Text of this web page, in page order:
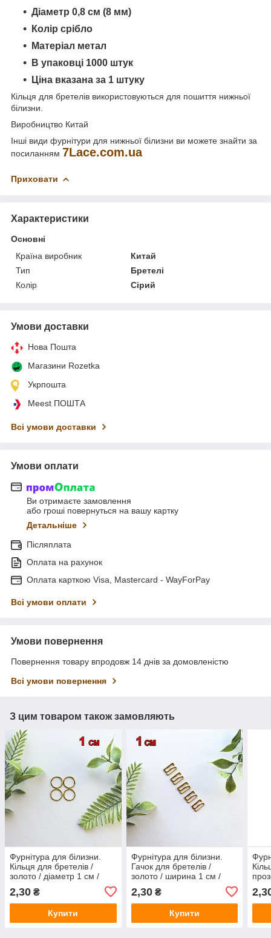
Діаметр 0,8 см (8 мм)
Колір срібло
Матеріал метал
В упаковці 1000 штук
Ціна вказана за 1 штуку
Кільця для бретелів використовуються для пошиття нижньої
білизни.
Виробництво Китай
Інші види фурнітури для нижньої білизни ви можете знайти за
посиланням 7Lace.com.ua
Приховати
Характеристики
Основні
Країна виробник
Китай
Тип
Бретелі
Колір
Сірий
Умови доставки
Нова Пошта
Магазини Rozetka
Укрпошта
Meest ПОШТА
Всі умови доставки
Умови оплати
Ви отримаєте замовлення
або гроші повернуться на вашу картку
Детальніше
Післяплата
Оплата на рахунок
Оплата карткою Visa, Mastercard - WayForPay
Всі умови оплати
Умови повернення
Повернення товару впродовж 14 днів за домовленістю
Всі умови повернення
З цим товаром також замовляють
Фурнітура для білизни.
Кільця для бретелів /
золото / діаметр 1 см /
2,30 ₴
Купити
Фурнітура для білизни.
Гачок для бретелів /
золото / ширина 1 см /
2,30₴
Купити